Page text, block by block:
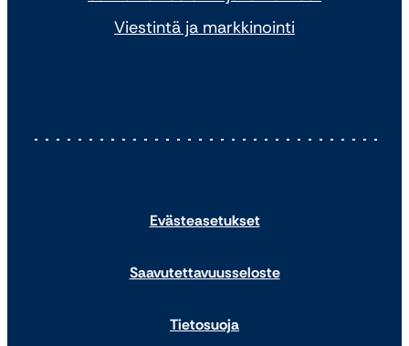
Viestintä ja markkinointi
Evästeasetukset
Saavutettavuusseloste
Tietosuoja